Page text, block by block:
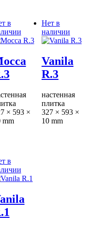
в
× 593 ×
mm
Нет в
наличии
Vanila
R.3
настенная
плитка
327 × 593 ×
10 mm
в